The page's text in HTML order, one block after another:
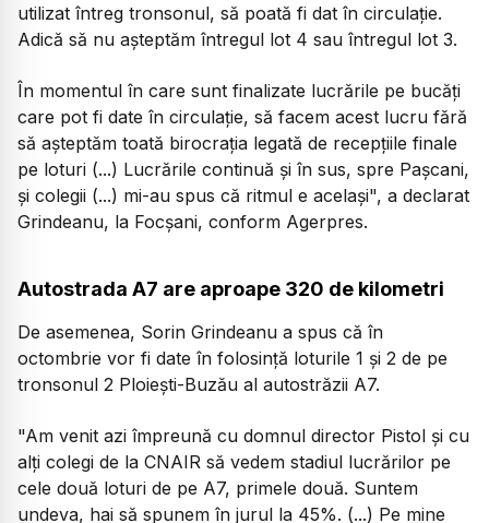
utilizat întreg tronsonul, să poată fi dat în circulaţie.
Adică să nu aşteptăm întregul lot 4 sau întregul lot 3.
În momentul în care sunt finalizate lucrările pe bucăţi
care pot fi date în circulaţie, să facem acest lucru fără
să aşteptăm toată birocraţia legată de recepţiile finale
pe loturi (...) Lucrările continuă şi în sus, spre Paşcani,
şi colegii (...) mi-au spus că ritmul e acelaşi", a declarat
Grindeanu, la Focşani, conform Agerpres.
Autostrada A7 are aproape 320 de kilometri
De asemenea, Sorin Grindeanu a spus că în
octombrie vor fi date în folosinţă loturile 1 şi 2 de pe
tronsonul 2 Ploieşti-Buzău al autostrăzii A7.
"Am venit azi împreună cu domnul director Pistol şi cu
alţi colegi de la CNAIR să vedem stadiul lucrărilor pe
cele două loturi de pe A7, primele două. Suntem
undeva, hai să spunem în jurul la 45%. (...) Pe mine